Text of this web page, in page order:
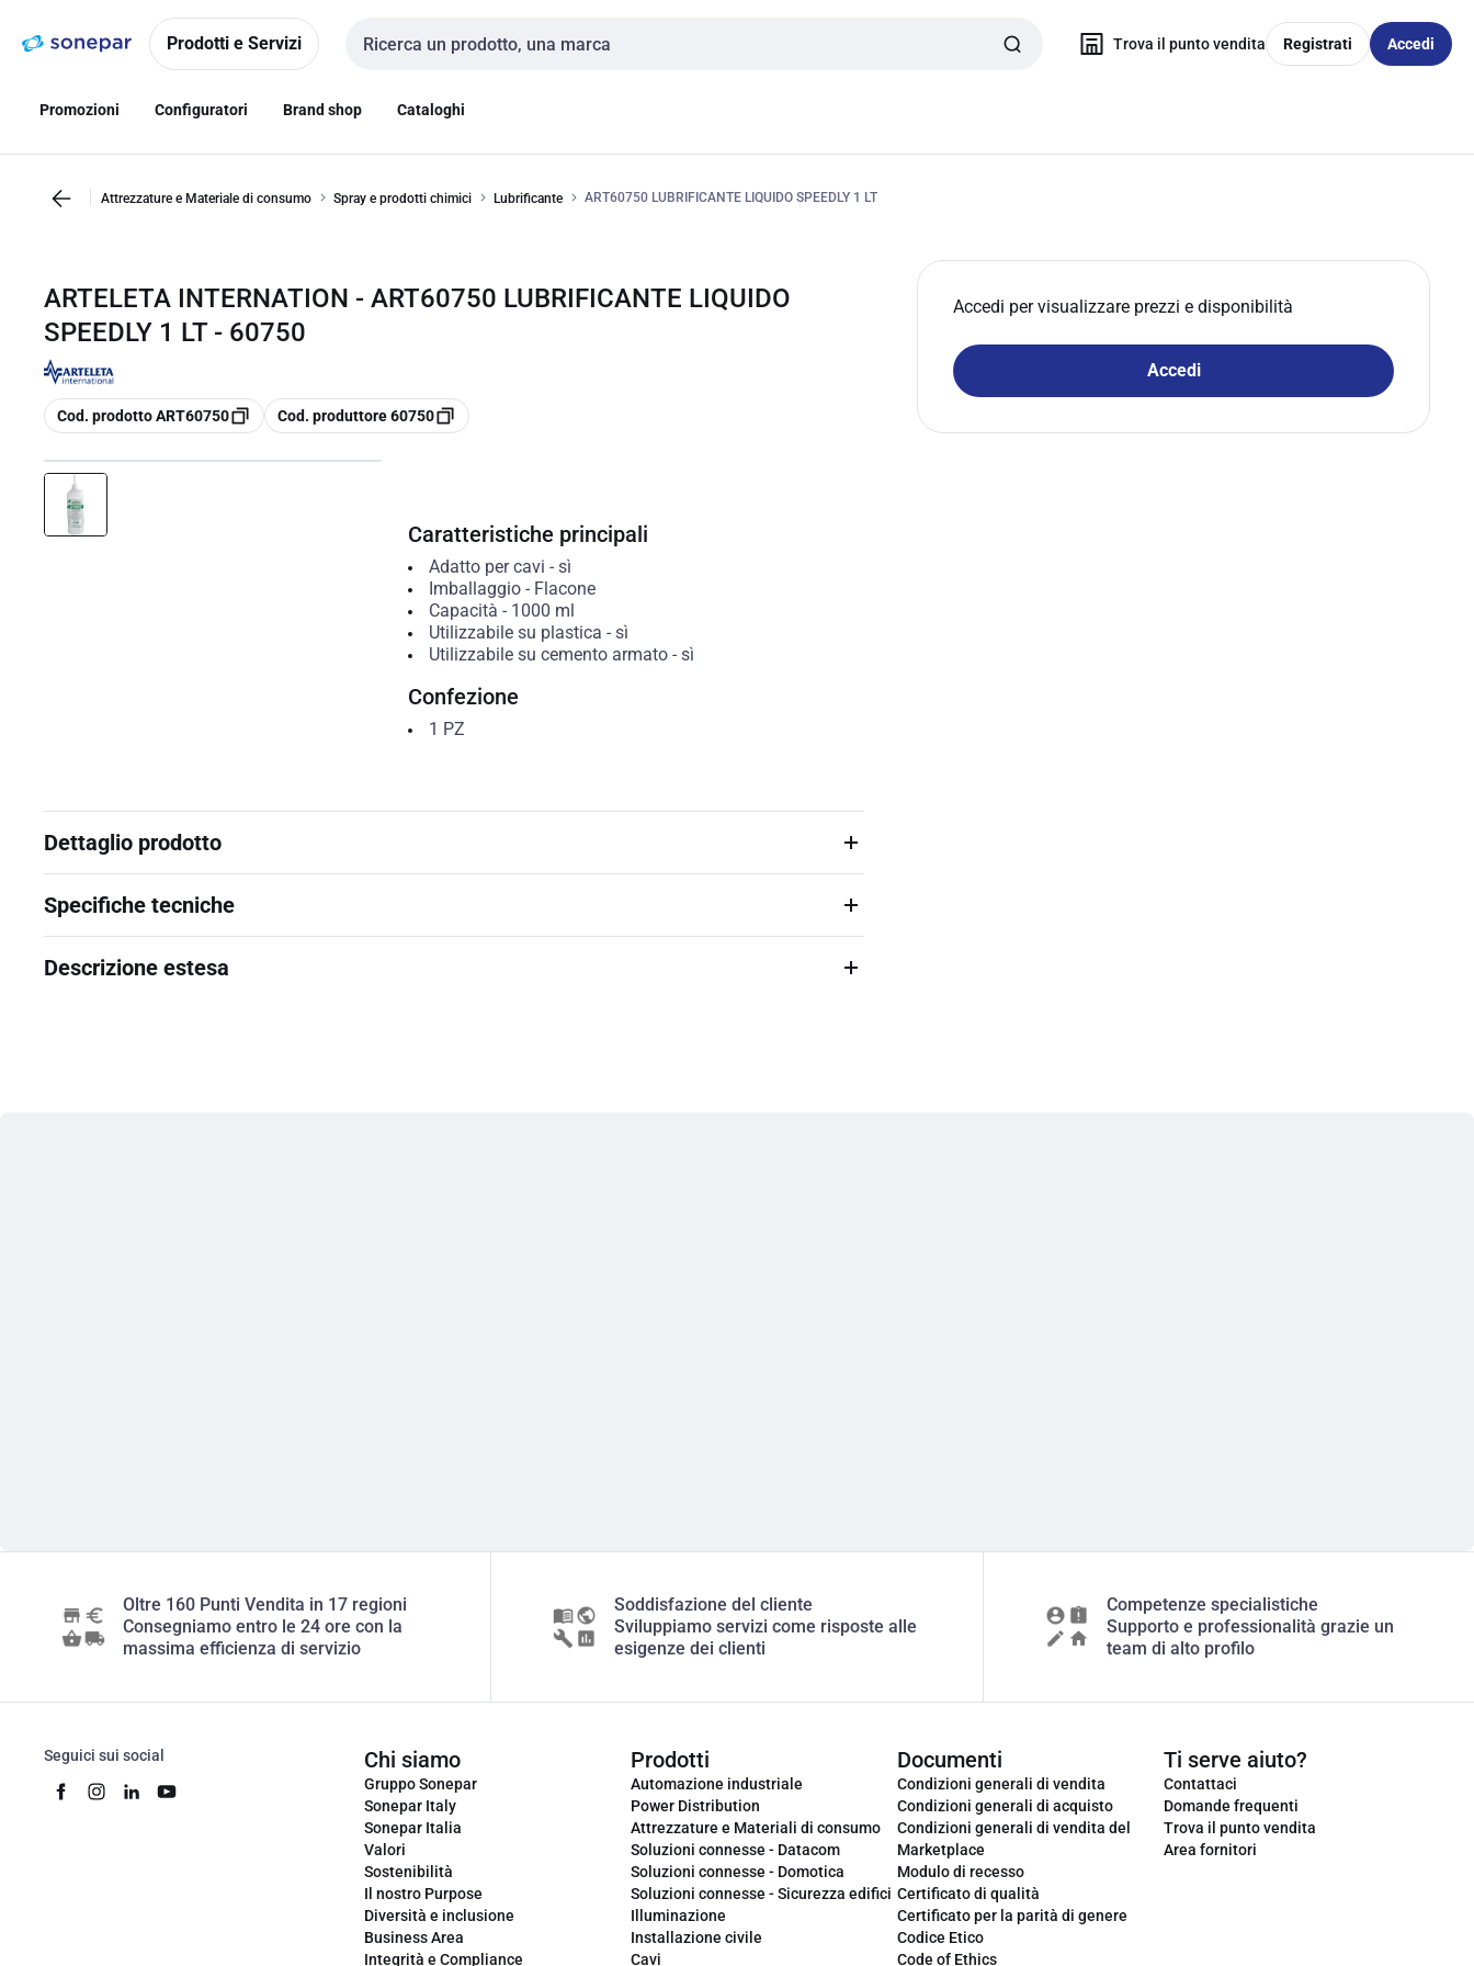
navigazionealla
Prodotti e Servizi
Cerca input
Trova il punto vendita Registrati Accedi
Promozioni Configuratori Brand shop Cataloghi
Attrezzature e Materiale di consumo Spray e prodotti chimici Lubrificante ART60750 LUBRIFICANTE LIQUIDO SPEEDLY 1 LT
ARTELETA INTERNATION - ART60750 LUBRIFICANTE LIQUIDO
SPEEDLY 1 LT - 60750
copia
Cod. prodotto ART60750 copia
Cod. produttore 60750
Accedi per visualizzare prezzi e disponibilità
Accedi
Caratteristiche principali
Adatto per cavi - sì
Imballaggio- Flacone
Capacità - 1000 ml
Utilizzabile su plastica - sì
Utilizzabile su cemento armato- sì
Confezione
1 PZ
Dettaglio prodotto
Specifiche tecniche
Descrizione estesa
Oltre 160 Punti Vendita in 17 regioni
Consegniamo entro le 24 ore con la
massima efficienza di servizio
Soddisfazione del cliente
Sviluppiamo servizi come risposte alle
esigenze dei clienti
Competenze specialistiche
Supporto e professionalità grazie un
team di alto profilo
Seguici sui social Chi siamo
Gruppo Sonepar
Sonepar Italy
Sonepar Italia
Valori
Sostenibilità
Il nostro Purpose
Diversità e inclusione
Business Area
Integrità e Compliance
Prodotti
Automazione industriale
Power Distribution
Attrezzature e Materiali di consumo
Soluzioni connesse - Datacom
Soluzioni connesse - Domotica
Soluzioni connesse - Sicurezza edifici
Illuminazione
Installazione civile
Cavi
Documenti
Condizioni generali di vendita
Condizioni generali di acquisto
Condizioni generali di vendita del
Marketplace
Modulo di recesso
Certificato di qualità
Certificato per la parità di genere
Codice Etico
Code of Ethics
Ti serve aiuto?
Contattaci
Domande frequenti
Trova il punto vendita
Area fornitori